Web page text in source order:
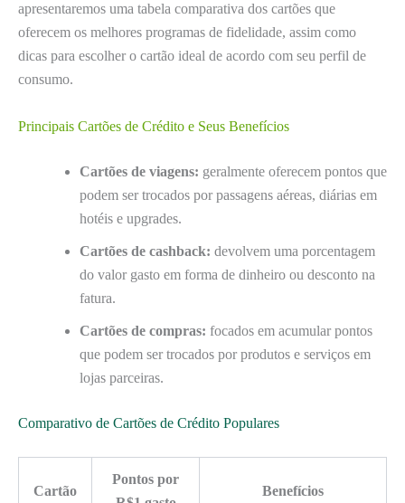
apresentaremos uma tabela comparativa dos cartões que
oferecem os melhores programas de fidelidade, assim como
dicas para escolher o cartão ideal de acordo com seu perfil de
consumo.
Principais Cartões de Crédito e Seus Benefícios
Cartões de viagens: geralmente oferecem pontos que
podem ser trocados por passagens aéreas, diárias em
hotéis e upgrades.
Cartões de cashback: devolvem uma porcentagem
do valor gasto em forma de dinheiro ou desconto na
fatura.
Cartões de compras: focados em acumular pontos
que podem ser trocados por produtos e serviços em
lojas parceiras.
Comparativo de Cartões de Crédito Populares
Cartão
Pontos por
Benefícios